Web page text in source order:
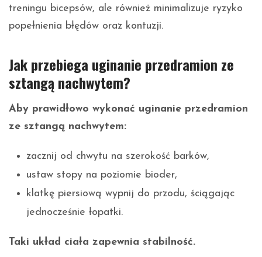
treningu bicepsów, ale również minimalizuje ryzyko
popełnienia błędów oraz kontuzji.
Jak przebiega uginanie przedramion ze
sztangą nachwytem?
Aby prawidłowo wykonać uginanie przedramion
ze sztangą nachwytem:
zacznij od chwytu na szerokość barków,
ustaw stopy na poziomie bioder,
klatkę piersiową wypnij do przodu, ściągając
jednocześnie łopatki.
Taki układ ciała zapewnia stabilność.